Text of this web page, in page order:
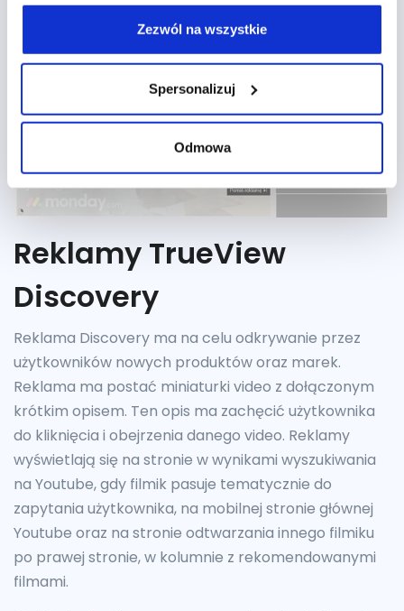
Zezwól na wszystkie
Spersonalizuj
Odmowa
banerem towarzyszącym, a po 5 sekundach
użytkownik ma możliwość jej pominięcia.
Reklamy TrueView
Discovery
Reklama Discovery ma na celu odkrywanie przez
użytkowników nowych produktów oraz marek.
Reklama ma postać miniaturki video z dołączonym
krótkim opisem. Ten opis ma zachęcić użytkownika
do kliknięcia i obejrzenia danego video. Reklamy
wyświetlają się na stronie w wynikami wyszukiwania
na Youtube, gdy filmik pasuje tematycznie do
zapytania użytkownika, na mobilnej stronie głównej
Youtube oraz na stronie odtwarzania innego filmiku
po prawej stronie, w kolumnie z rekomendowanymi
filmami.